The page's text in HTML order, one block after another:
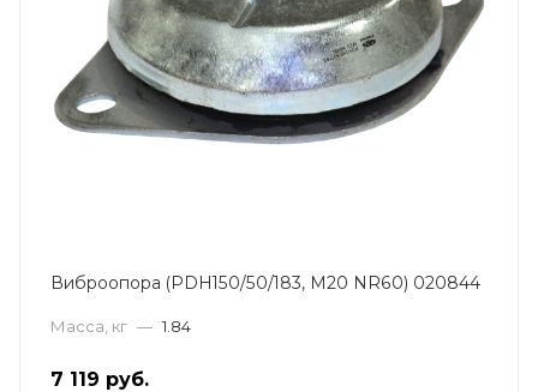
Виброопора (PDH150/50/183, M20 NR60) 020844
Масса, кг — 1.84
7 119 руб.